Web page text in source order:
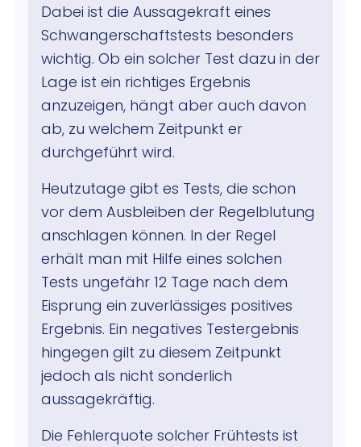
Dabei ist die Aussagekraft eines
Schwangerschaftstests besonders
wichtig. Ob ein solcher Test dazu in der
Lage ist ein richtiges Ergebnis
anzuzeigen, hängt aber auch davon
ab, zu welchem Zeitpunkt er
durchgeführt wird.
Heutzutage gibt es Tests, die schon
vor dem Ausbleiben der Regelblutung
anschlagen können. In der Regel
erhält man mit Hilfe eines solchen
Tests ungefähr 12 Tage nach dem
Eisprung ein zuverlässiges positives
Ergebnis. Ein negatives Testergebnis
hingegen gilt zu diesem Zeitpunkt
jedoch als nicht sonderlich
aussagekräftig.
Die Fehlerquote solcher Frühtests ist